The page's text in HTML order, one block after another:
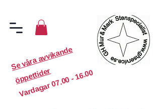
S
e
v
år
a
a
v
vi
k
a
n
d
e
ö
p
p
etti
d
er
Vardagar
07.00 - 16.00